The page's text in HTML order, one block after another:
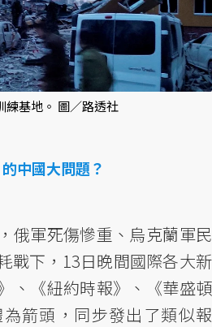
練基地。 圖／路透社
中國大問題？
俄軍死傷慘重、烏克蘭軍民
戰下，13日晚間國際各大新
、《紐約時報》、《華盛頓
箭頭，同步發出了類似報